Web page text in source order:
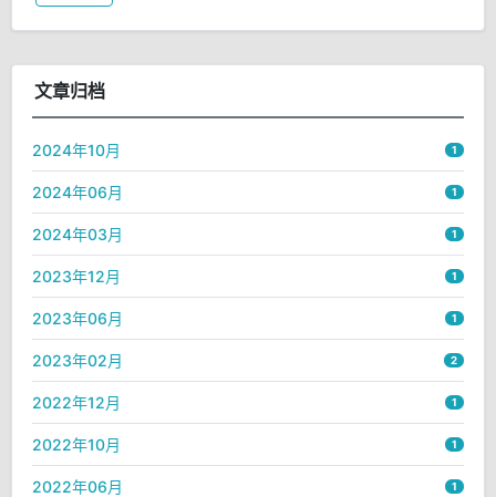
文章归档
2024年10月 1
2024年06月 1
2024年03月 1
2023年12月 1
2023年06月 1
2023年02月 2
2022年12月 1
2022年10月 1
2022年06月 1